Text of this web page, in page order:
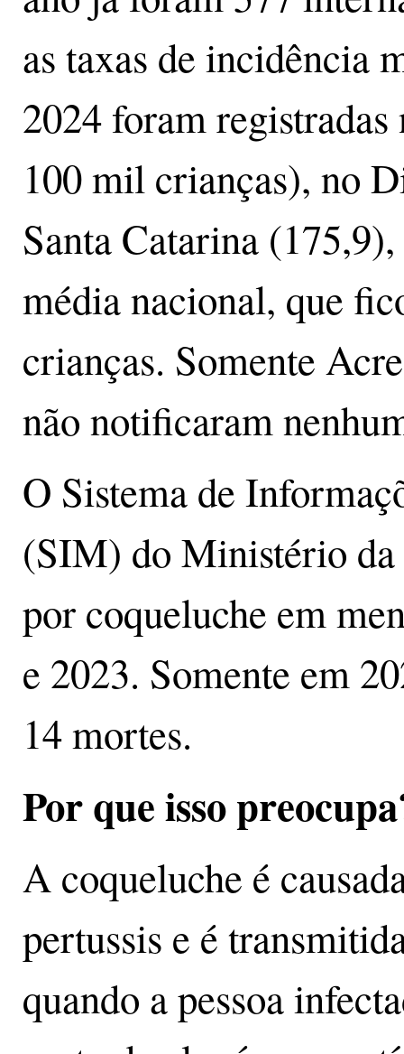
as taxas de incidência
2024 foram
100 mil crianças), no
Santa Catarina
média nacional, que
crianças. Somente
não notificaram
O Sistema de
(SIM) do Ministério da
por coqueluche em
e 2023. Somente em
14 mortes.
Por que isso
A coqueluche é
pertussis e é
quando a pessoa